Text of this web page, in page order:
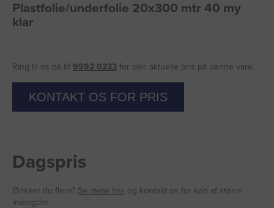
Plastfolie/underfolie 20x300 mtr 40 my
klar
Ring til os på tlf 9992 0233 for den aktuelle pris på denne vare.
KONTAKT OS FOR PRIS
Dagspris
Ønsker du flere? Se mere her og kontakt os for køb af større
mængder.